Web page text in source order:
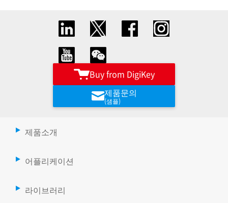
Buy from DigiKey
제품문의
(샘플)
제품소개
어플리케이션
라이브러리